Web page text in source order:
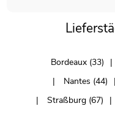
Bordeaux (33)
Nantes (44)
Straßburg (67)